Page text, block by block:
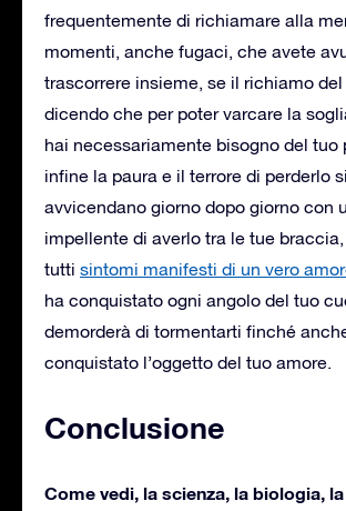
frequentemente di richiamare alla
momenti, anche fugaci, che avete
trascorrere insieme, se il richiamo
dicendo che per poter varcare la
hai necessariamente bisogno del tuo
infine la paura e il terrore di perderlo si
avvicendano giorno dopo giorno con
impellente di averlo tra le tue
tutti sintomi manifesti di un vero
ha conquistato ogni angolo del tuo
demorderà di tormentarti finché
conquistato l’oggetto del tuo amore.
Conclusione
Come vedi, la scienza, la biologia,